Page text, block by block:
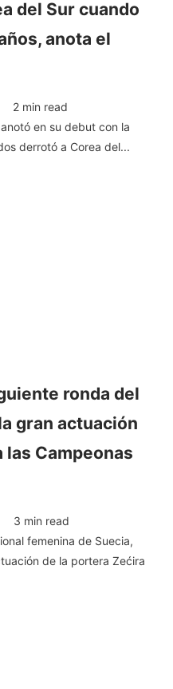
del Sur cuando
anota el
2 min read
en su debut con la
derrotó a Corea del...
ronda del
gran actuación
las Campeonas
3 min read
femenina de Suecia,
de la portera Zećira